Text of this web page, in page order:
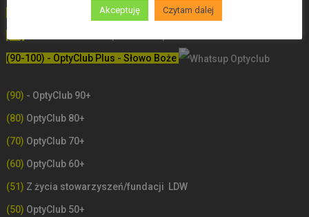
- Poziom Mądrości
(90-100) - OptyClub Plus - Słowo Boże
(90) - OptyClub 90+
(80) OptyClub 80+
(70) OptyClub 70+
(60) OptyClub 60+
(51) Z życia stowarzyszeń/fundacji LDW
(50) OptyClub 50+
Akceptuję Czytam dalej